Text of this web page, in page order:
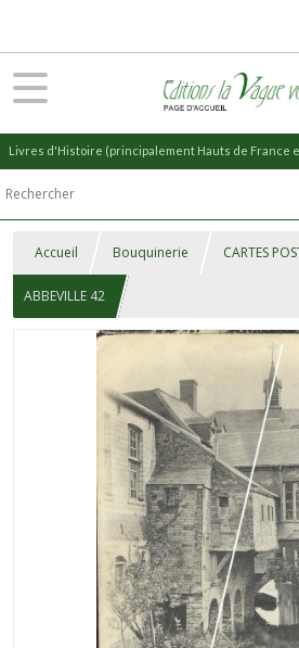
Accueil Bouquinerie CARTES
ABBEVILLE 42